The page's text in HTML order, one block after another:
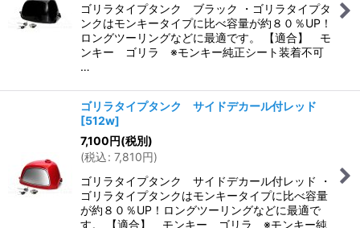
ゴリラタイプタンク ブラック ・ゴリラタイプタ
ンクはモンキータイプに比べ容量が約８０％UP！
ロングツーリングなどに最適です。 【適合】 モ
ンキー ゴリラ ※モンキー純正シート装着不可
…
ゴリラタイプタンク サイドデカール付レッド
[512w]
7,100円(税別)
(税込: 7,810円)
ゴリラタイプタンク サイドデカール付レッド ・
ゴリラタイプタンクはモンキータイプに比べ容量
が約８０％UP！ロングツーリングなどに最適で
す。 【適合】 モンキー ゴリラ ※モンキー純